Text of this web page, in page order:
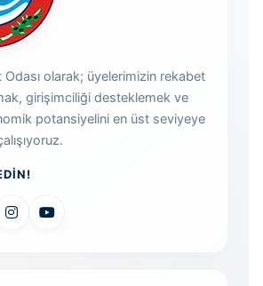
Odası olarak; üyelerimizin rekabet
girişimciliği desteklemek ve
potansiyelini en üst seviyeye